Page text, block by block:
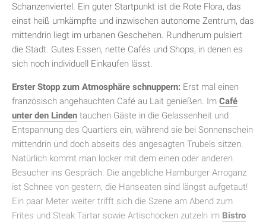
Schanzenviertel. Ein guter Startpunkt ist die Rote Flora, das
einst heiß umkämpfte und inzwischen autonome Zentrum, das
mittendrin liegt im urbanen Geschehen. Rundherum pulsiert
die Stadt. Gutes Essen, nette Cafés und Shops, in denen es
sich noch individuell Einkaufen lässt.
Erster Stopp zum Atmosphäre schnuppern: Erst mal einen
französisch angehauchten Café au Lait genießen. Im Café
unter den Linden tauchen Gäste in die Gelassenheit und
Entspannung des Quartiers ein, während sie bei Sonnenschein
mittendrin und doch abseits des angesagten Trubels sitzen.
Natürlich kommt man locker mit dem einen oder anderen
Besucher ins Gespräch. Die angebliche Hamburger Arroganz
ist Schnee von gestern, die Hanseaten sind längst aufgetaut!
Ein paar Meter weiter trifft sich die Szene am Abend zum
Frites und Steak Tartar sowie Artischocken zutzeln im Bistro